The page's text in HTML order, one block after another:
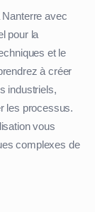
avec
pour la
et le
à créer
industriels,
les processus.
vous
complexes de